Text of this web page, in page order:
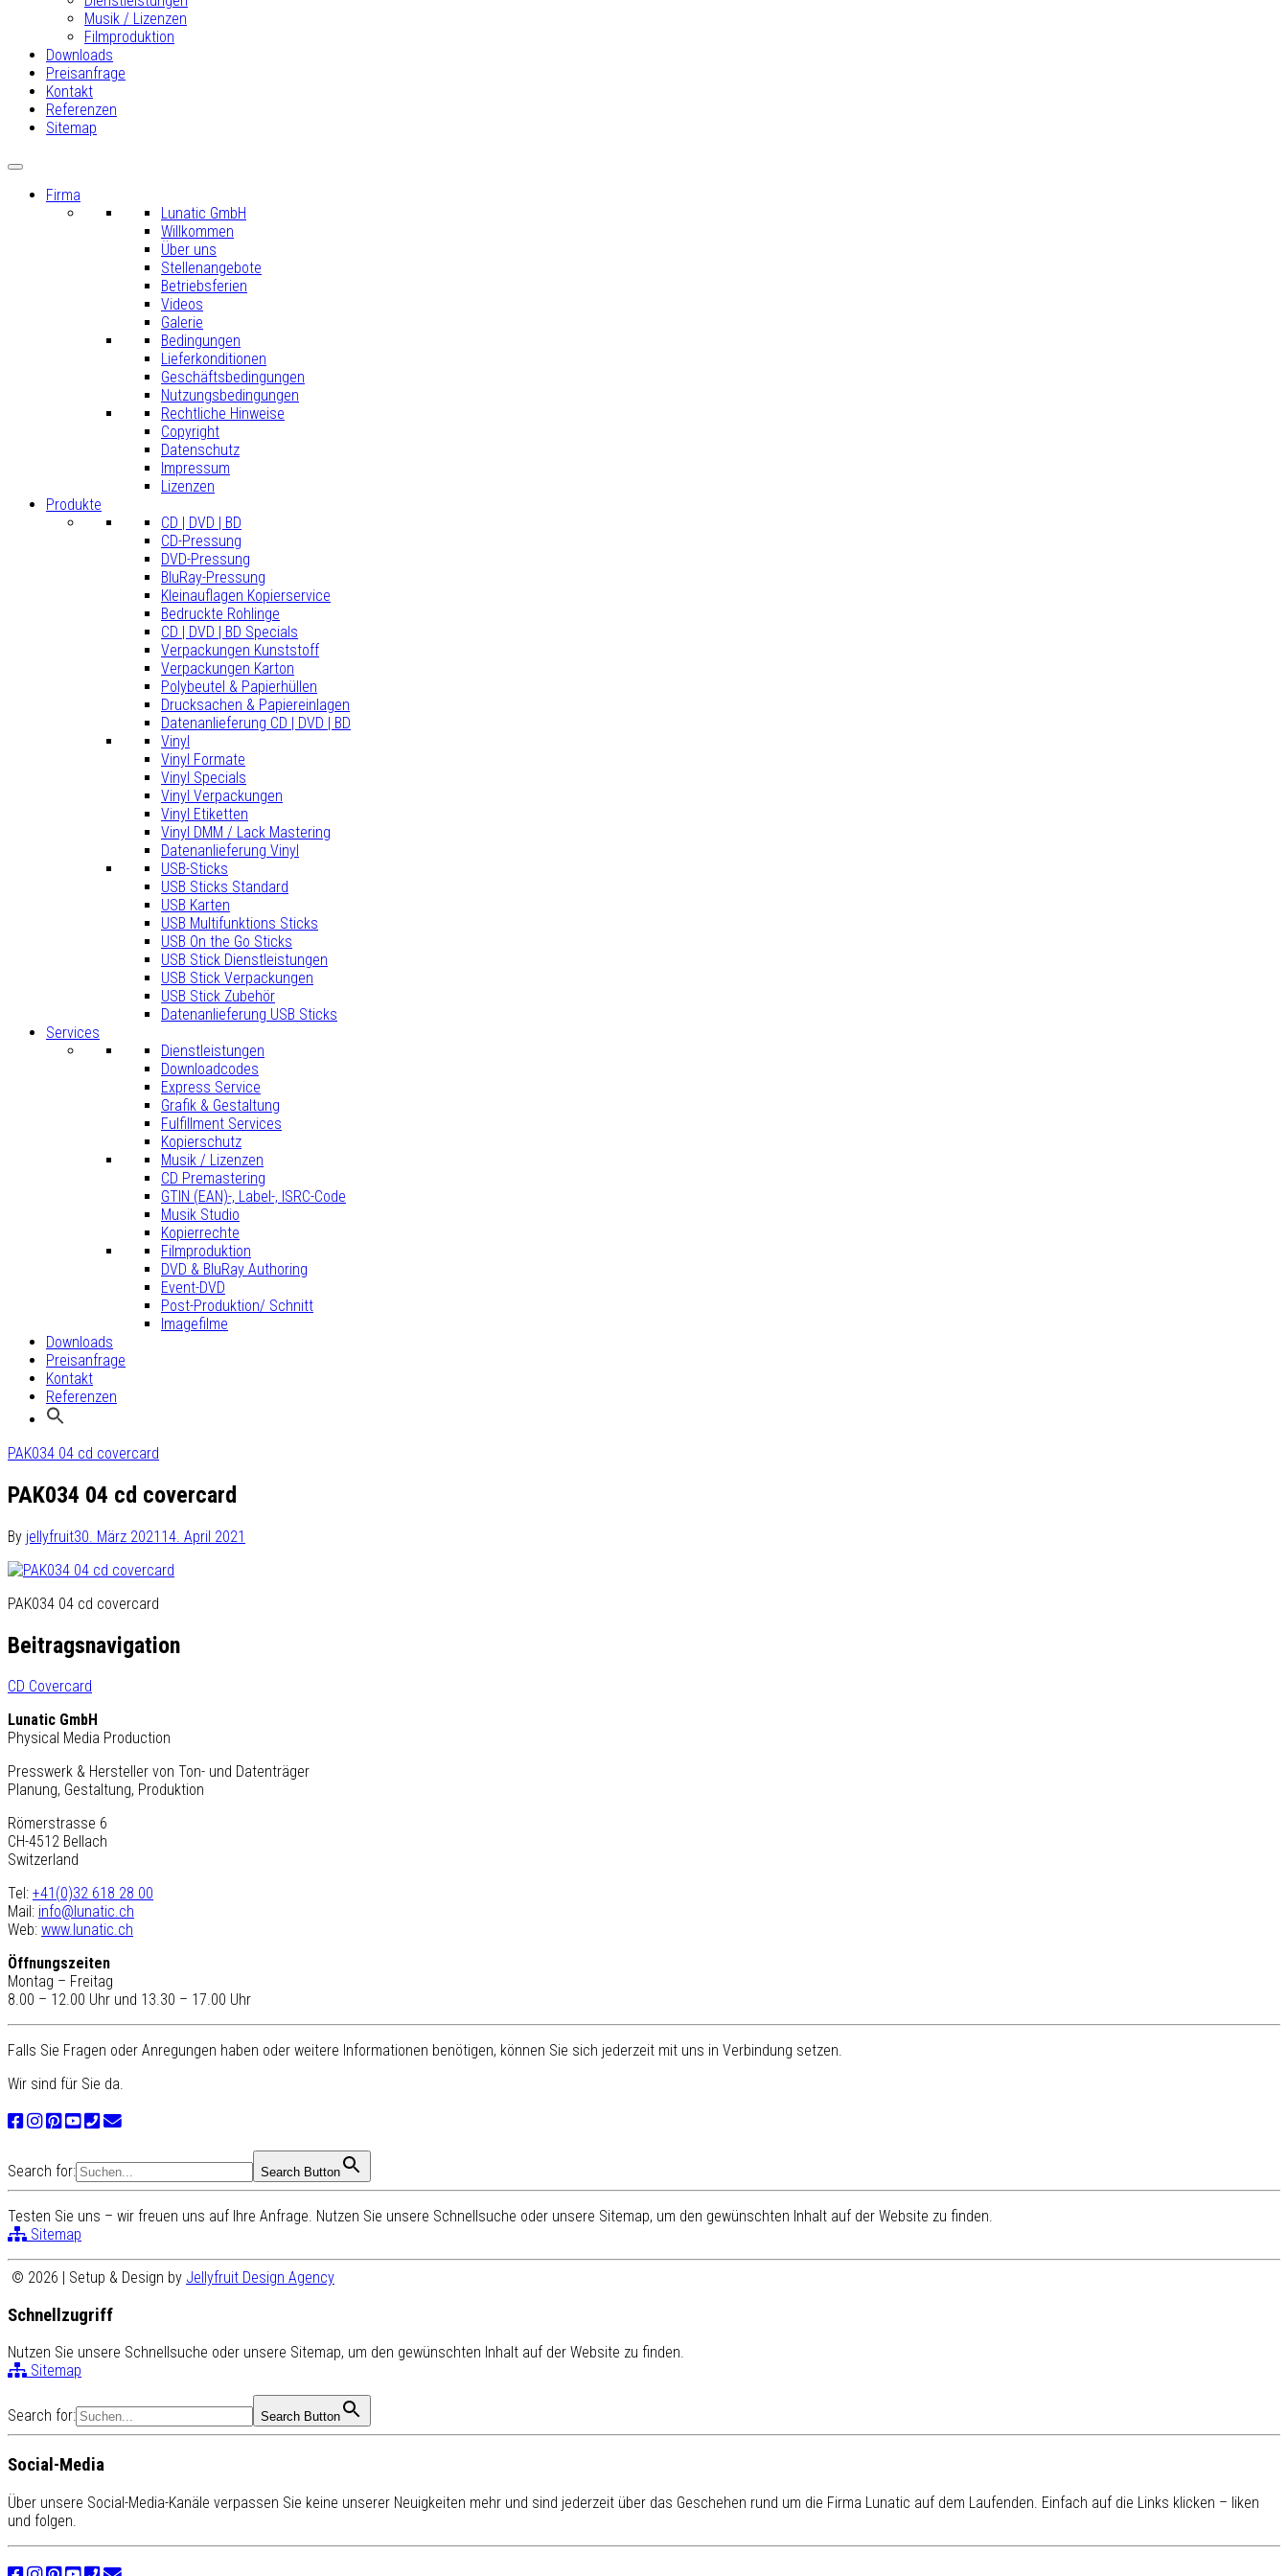
Musik / Lizenzen
Filmproduktion
Downloads
Preisanfrage
Kontakt
Referenzen
Sitemap
Firma
Lunatic GmbH
Willkommen
Über uns
Stellenangebote
Betriebsferien
Videos
Galerie
Bedingungen
Lieferkonditionen
Geschäftsbedingungen
Nutzungsbedingungen
Rechtliche Hinweise
Copyright
Datenschutz
Impressum
Lizenzen
Produkte
CD | DVD | BD
CD-Pressung
DVD-Pressung
BluRay-Pressung
Kleinauflagen Kopierservice
Bedruckte Rohlinge
CD | DVD | BD Specials
Verpackungen Kunststoff
Verpackungen Karton
Polybeutel & Papierhüllen
Drucksachen & Papiereinlagen
Datenanlieferung CD | DVD | BD
Vinyl
Vinyl Formate
Vinyl Specials
Vinyl Verpackungen
Vinyl Etiketten
Vinyl DMM / Lack Mastering
Datenanlieferung Vinyl
USB-Sticks
USB Sticks Standard
USB Karten
USB Multifunktions Sticks
USB On the Go Sticks
USB Stick Dienstleistungen
USB Stick Verpackungen
USB Stick Zubehör
Datenanlieferung USB Sticks
Services
Dienstleistungen
Downloadcodes
Express Service
Grafik & Gestaltung
Fulfillment Services
Kopierschutz
Musik / Lizenzen
CD Premastering
GTIN (EAN)-, Label-, ISRC-Code
Musik Studio
Kopierrechte
Filmproduktion
DVD & BluRay Authoring
Event-DVD
Post-Produktion/ Schnitt
Imagefilme
Downloads
Preisanfrage
Kontakt
Referenzen
PAK034 04 cd covercard
PAK034 04 cd covercard
By jellyfruit30. März 2021 14. April 2021
PAK034 04 cd covercard
Beitragsnavigation
CD Covercard
Lunatic GmbH
Physical Media Production
Presswerk & Hersteller von Ton- und Datenträger
Planung, Gestaltung, Produktion
Römerstrasse 6
CH-4512 Bellach
Switzerland
Tel: +41(0)32 618 28 00
Mail: info@lunatic.ch
Web: www.lunatic.ch
Öffnungszeiten
Montag – Freitag
8.00 – 12.00 Uhr und 13.30 – 17.00 Uhr
Falls Sie Fragen oder Anregungen haben oder weitere Informationen benötigen, können Sie sich jederzeit mit uns in Verbindung setzen.
Wir sind für Sie da.
Search for: Search Button
Testen Sie uns – wir freuen uns auf Ihre Anfrage. Nutzen Sie unsere Schnellsuche oder unsere Sitemap, um den gewünschten Inhalt auf der Website zu finden.
Sitemap
© 2026 | Setup & Design by Jellyfruit Design Agency
Schnellzugriff
Nutzen Sie unsere Schnellsuche oder unsere Sitemap, um den gewünschten Inhalt auf der Website zu finden.
Sitemap
Search for: Search Button
Social-Media
Über unsere Social-Media-Kanäle verpassen Sie keine unserer Neuigkeiten mehr und sind jederzeit über das Geschehen rund um die Firma Lunatic auf dem Laufenden. Einfach auf die Links klicken – liken
und folgen.